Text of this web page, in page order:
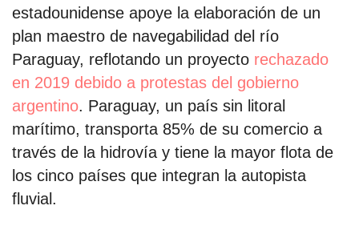
estadounidense apoye la elaboración de un
plan maestro de navegabilidad del río
Paraguay, reflotando un proyecto rechazado
en 2019 debido a protestas del gobierno
argentino. Paraguay, un país sin litoral
marítimo, transporta 85% de su comercio a
través de la hidrovía y tiene la mayor flota de
los cinco países que integran la autopista
fluvial.